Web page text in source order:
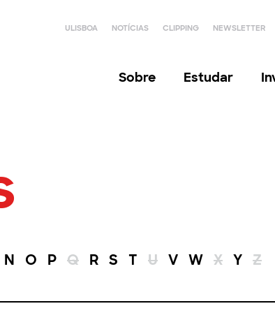
ULISBOA NOTÍCIAS CLIPPING NEWSLETTER
Sobre Estudar
N O P Q R S T U V W X Y Z